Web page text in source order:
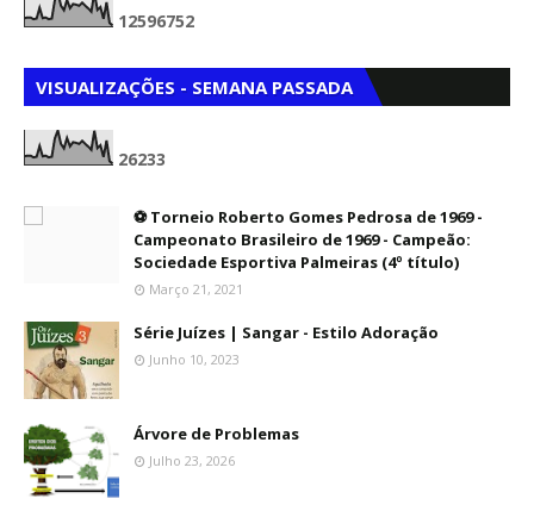
12596752
VISUALIZAÇÕES - SEMANA PASSADA
26233
⚽ Torneio Roberto Gomes Pedrosa de 1969 -
Campeonato Brasileiro de 1969 - Campeão:
Sociedade Esportiva Palmeiras (4º título)
Março 21, 2021
Série Juízes | Sangar - Estilo Adoração
Junho 10, 2023
Árvore de Problemas
Julho 23, 2026